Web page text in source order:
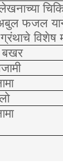
फजल
विशेष
बखर